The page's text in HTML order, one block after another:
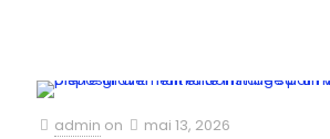
admin on mai 13, 2026